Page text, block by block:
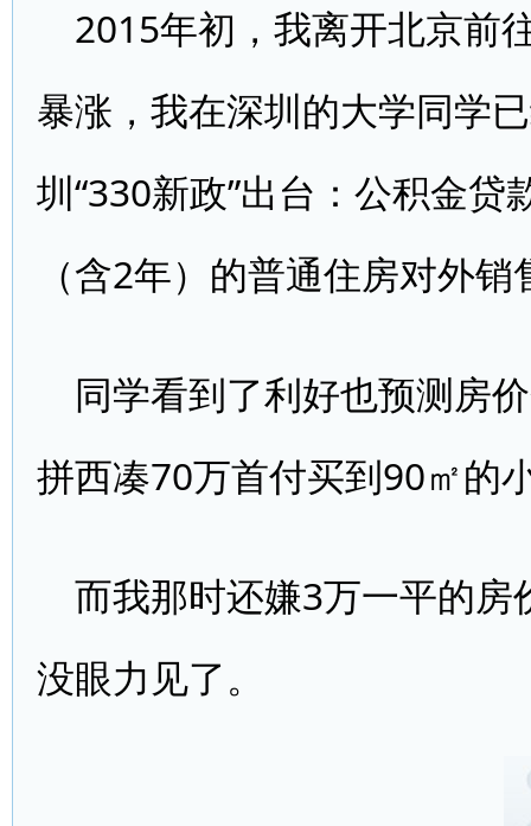
2015年初，我离开北京前
暴涨，我在深圳的大学同学
圳“330新政”出台：公积金
（含2年）的普通住房对外
同学看到了利好也预测房
拼西凑70万首付买到90㎡的
而我那时还嫌3万一平的
没眼力见了。